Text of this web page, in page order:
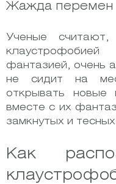
Жажда перемен
Ученые
фантазией, очень
не сидит на
открывать новые
вместе с их
замкнутых и
Как